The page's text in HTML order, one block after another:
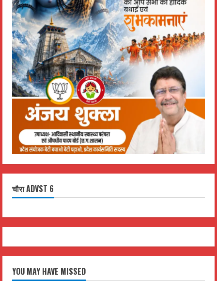
चौरा ADVST 6
YOU MAY HAVE MISSED